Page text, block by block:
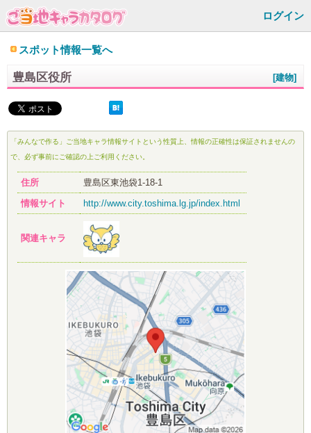
ログイン
スポット情報一覧へ
豊島区役所 [建物]
「みんなで作る」ご当地キャラ情報サイトという性質上、情報の正確性は保証されませんの
で、必ず事前にご確認の上ご利用ください。
住所
豊島区東池袋1-18-1
情報サイト
http://www.city.toshima.lg.jp/index.html
関連キャラ